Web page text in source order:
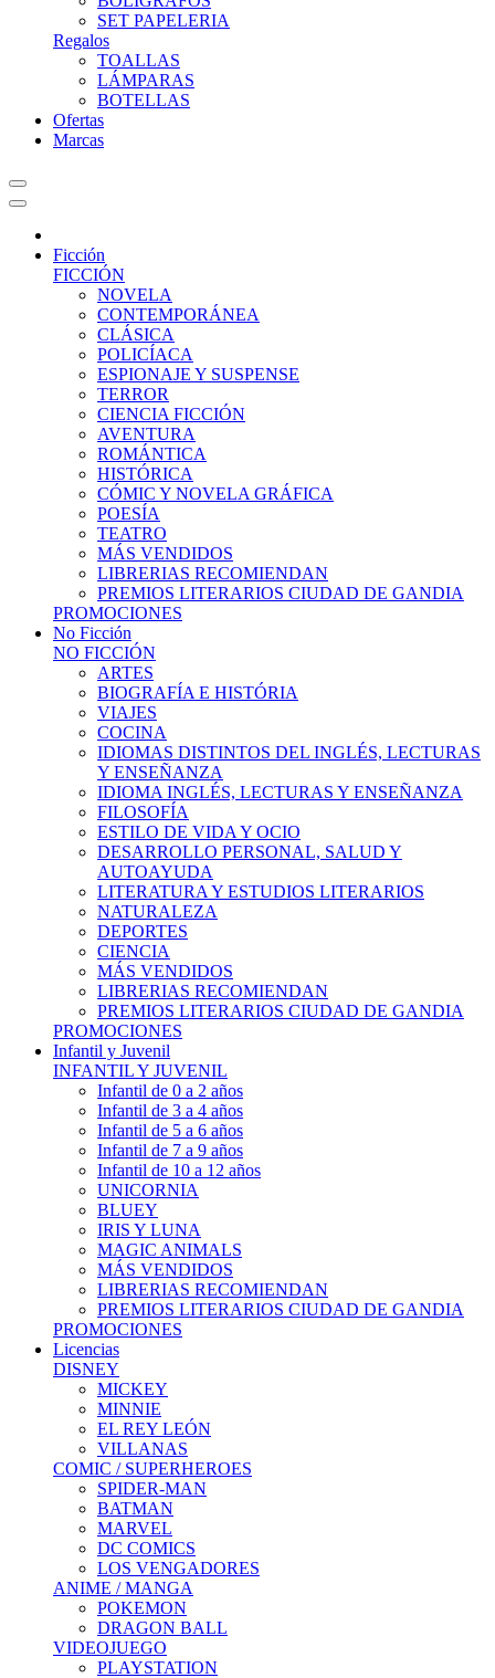
SET PAPELERIA
Regalos
TOALLAS
LÁMPARAS
BOTELLAS
Ofertas
Marcas
Ficción
FICCIÓN
NOVELA
CONTEMPORÁNEA
CLÁSICA
POLICÍACA
ESPIONAJE Y SUSPENSE
TERROR
CIENCIA FICCIÓN
AVENTURA
ROMÁNTICA
HISTÓRICA
CÓMIC Y NOVELA GRÁFICA
POESÍA
TEATRO
MÁS VENDIDOS
LIBRERIAS RECOMIENDAN
PREMIOS LITERARIOS CIUDAD DE GANDIA
PROMOCIONES
No Ficción
NO FICCIÓN
ARTES
BIOGRAFÍA E HISTÓRIA
VIAJES
COCINA
IDIOMAS DISTINTOS DEL INGLÉS, LECTURAS
Y ENSEÑANZA
IDIOMA INGLÉS, LECTURAS Y ENSEÑANZA
FILOSOFÍA
ESTILO DE VIDA Y OCIO
DESARROLLO PERSONAL, SALUD Y
AUTOAYUDA
LITERATURA Y ESTUDIOS LITERARIOS
NATURALEZA
DEPORTES
CIENCIA
MÁS VENDIDOS
LIBRERIAS RECOMIENDAN
PREMIOS LITERARIOS CIUDAD DE GANDIA
PROMOCIONES
Infantil y Juvenil
INFANTIL Y JUVENIL
Infantil de 0 a 2 años
Infantil de 3 a 4 años
Infantil de 5 a 6 años
Infantil de 7 a 9 años
Infantil de 10 a 12 años
UNICORNIA
BLUEY
IRIS Y LUNA
MAGIC ANIMALS
MÁS VENDIDOS
LIBRERIAS RECOMIENDAN
PREMIOS LITERARIOS CIUDAD DE GANDIA
PROMOCIONES
Licencias
DISNEY
MICKEY
MINNIE
EL REY LEÓN
VILLANAS
COMIC / SUPERHEROES
SPIDER-MAN
BATMAN
MARVEL
DC COMICS
LOS VENGADORES
ANIME / MANGA
POKEMON
DRAGON BALL
VIDEOJUEGO
PLAYSTATION